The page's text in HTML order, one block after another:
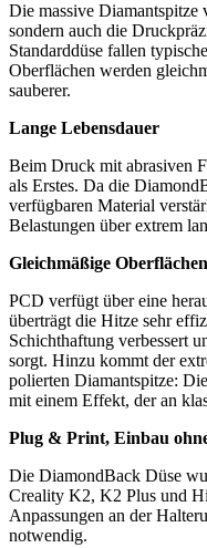
Die massive Diamantspitze
sondern auch die
Standarddüse fallen
Oberflächen werden
sauberer.
Lange Lebensdauer
Beim Druck mit abrasiven
als Erstes. Da die
verfügbaren Material
Belastungen über extrem
Gleichmäßige
PCD verfügt über eine
überträgt die Hitze sehr
Schichthaftung verbessert
sorgt. Hinzu kommt der
polierten Diamantspitze:
mit einem Effekt, der an
Plug & Print, Einbau
Die DiamondBack Düse
Creality K2, K2 Plus und
Anpassungen an der
notwendig.